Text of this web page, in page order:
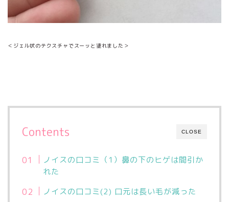
＜ジェル状のテクスチャでスーッと塗れました＞
CLOSE
Contents
ノイスの口コミ（1）鼻の下のヒゲは間引か
れた
ノイスの口コミ(2) 口元は長い毛が減った